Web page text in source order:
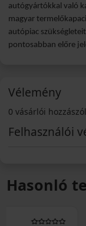
autógyártókkal való
magyar
autópiac
pontosabban előre
Vélemény
0 vásárlói
Felhasználói
Hasonló